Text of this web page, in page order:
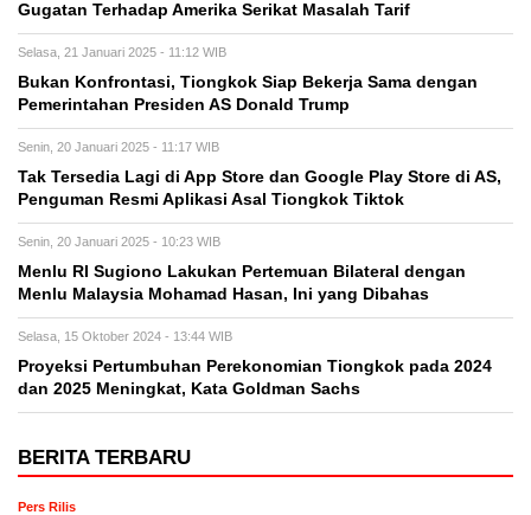
Gugatan Terhadap Amerika Serikat Masalah Tarif
Selasa, 21 Januari 2025 - 11:12 WIB
Bukan Konfrontasi, Tiongkok Siap Bekerja Sama dengan
Pemerintahan Presiden AS Donald Trump
Senin, 20 Januari 2025 - 11:17 WIB
Tak Tersedia Lagi di App Store dan Google Play Store di AS,
Penguman Resmi Aplikasi Asal Tiongkok Tiktok
Senin, 20 Januari 2025 - 10:23 WIB
Menlu RI Sugiono Lakukan Pertemuan Bilateral dengan
Menlu Malaysia Mohamad Hasan, Ini yang Dibahas
Selasa, 15 Oktober 2024 - 13:44 WIB
Proyeksi Pertumbuhan Perekonomian Tiongkok pada 2024
dan 2025 Meningkat, Kata Goldman Sachs
BERITA TERBARU
Pers Rilis